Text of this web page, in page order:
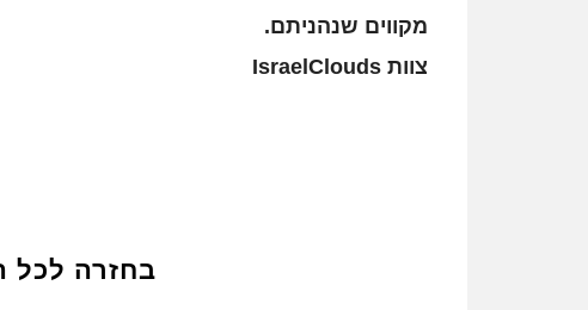
מקווים שנהניתם.
צוות IsraelClouds
בחזרה לכל